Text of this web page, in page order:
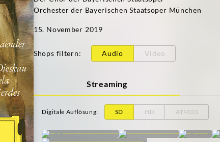
Orchester der Bayerischen Staatsoper München
15. November 2019
Shops filtern: Audio Video
Streaming
Digitale Auflösung: SD HD ATMOS